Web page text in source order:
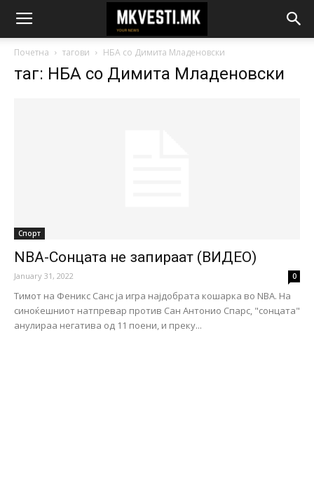
Почетна тагови НБА со Димита Младеновски
таг: НБА со Димита Младеновски
Спорт
NBA-Сонцата не запираат (ВИДЕО)
January 31, 2022 0
Тимот на Феникс Санс ја игра најдобрата кошарка во NBA. На
синоќешниот натпревар против Сан Антонио Спарс, "сонцата"
анулираа негатива од 11 поени, и преку...